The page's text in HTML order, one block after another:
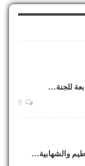
للجنة…